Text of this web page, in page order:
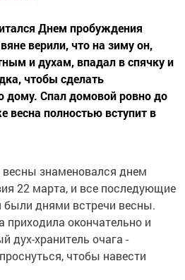
Днем пробуждения
верили, что на зиму он,
и духам, впадал в спячку и
чтобы сделать
дому. Спал домовой ровно до
весна полностью вступит в
весны знаменовался днем
22 марта, и все последующие
были днями встречи весны.
приходила окончательно и
дух-хранитель очага -
чтобы навести